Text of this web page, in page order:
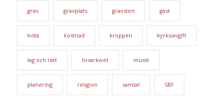
grav gravplats gravsten gäst
kista kostnad kroppen kyrkoavgift
lag och rätt livsarkivet musik
planering religion samtal SBF